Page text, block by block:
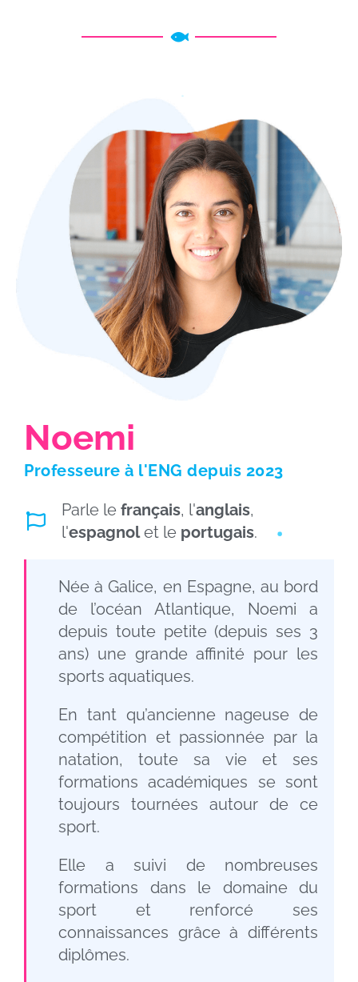
Noemi
Professeure à l'ENG depuis 2023
Parle le français, l'anglais,
l'espagnolet le portugais.
Née à Galice, en Espagne, au bord
de l’océan Atlantique, Noemi a
depuis toute petite (depuis ses 3
ans) une grande affinité pour les
sports aquatiques.
En tant qu’ancienne nageuse de
compétition et passionnée par la
natation, toute sa vie et ses
formations académiques se sont
toujours tournées autour de ce
sport.
Elle a suivi de nombreuses
formations dans le domaine du
sport et renforcé ses
connaissances grâce à différents
diplômes.